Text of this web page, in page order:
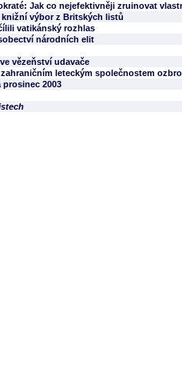
Jak co nejefektivněji zruinovat
výbor z Britských listů
vatikánský rozhlas
národních elit
vězeňství udavače
leteckým společnostem
prosinec 2003